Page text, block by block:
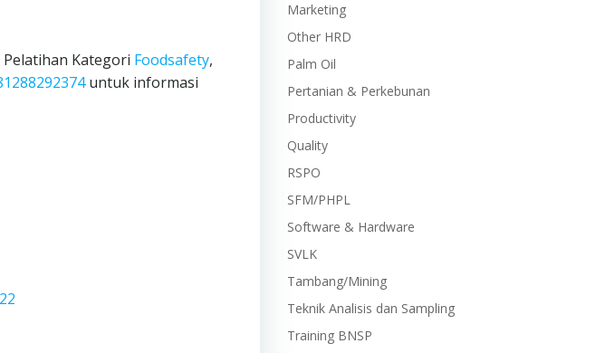
Kategori Foodsafety,
untuk informasi
Marketing
Other HRD
Palm Oil
Pertanian & Perkebunan
Productivity
Quality
RSPO
SFM/PHPL
Software & Hardware
SVLK
Tambang/Mining
Teknik Analisis dan Sampling
Training BNSP